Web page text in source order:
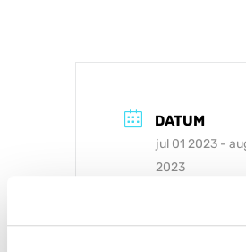
DATUM
jul 01 2023 -
2023